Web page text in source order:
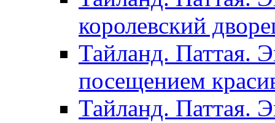
королевский
Тайланд. Паттая.
посещением
Тайланд. Паттая.